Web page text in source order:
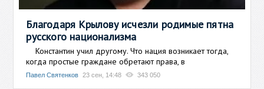
Благодаря Крылову исчезли родимые пятна
русского национализма
Константин учил другому. Что нация возникает тогда,
когда простые граждане обретают права, в
Павел Святенков 23 сен, 14:48 343 050